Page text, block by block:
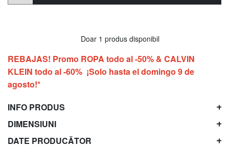
Doar 1 produs disponibil
REBAJAS! Promo ROPA todo al -50% & CALVIN
KLEIN todo al -60% ¡Solo hasta el domingo 9 de
agosto!*
INFO PRODUS
DIMENSIUNI
DATE PRODUCĂTOR